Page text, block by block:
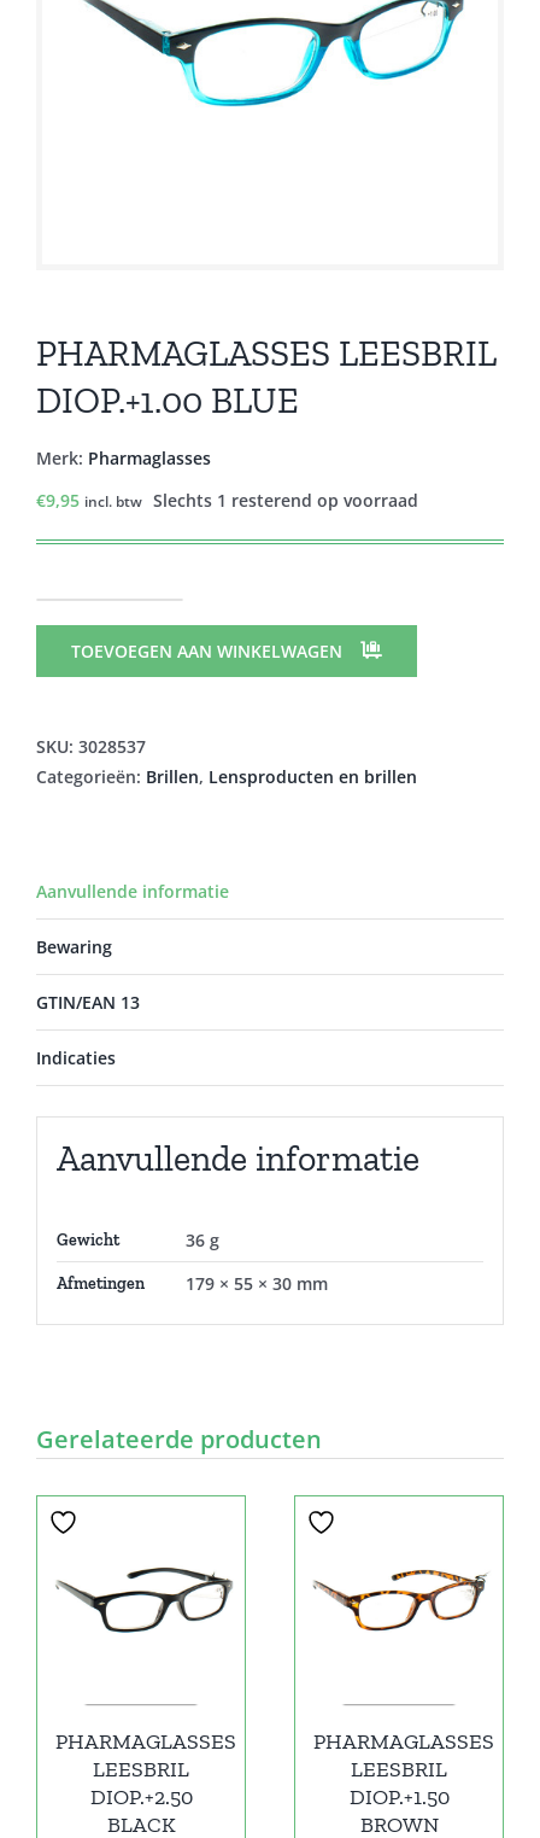
PHARMAGLASSES LEESBRIL
DIOP.+1.00 BLUE
Merk: Pharmaglasses
€9,95 incl. btw Slechts 1 resterend op voorraad
LEESBRIL
DIOP.+1.00
TOEVOEGEN AAN WINKELWAGEN
SKU: 3028537
Categorieën: Brillen, Lensproducten en brillen
Aanvullende informatie
Bewaring
GTIN/EAN 13
Indicaties
Aanvullende informatie
Gewicht 36 g
Afmetingen 179 × 55 × 30 mm
Gerelateerde producten
PHARMAGLASSES
LEESBRIL
DIOP.+2.50
BLACK
PHARMAGLASSES
LEESBRIL
DIOP.+1.50
BROWN